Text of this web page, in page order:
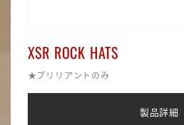
XSR ROCK HATS
★ブリリアントのみ
製品詳細